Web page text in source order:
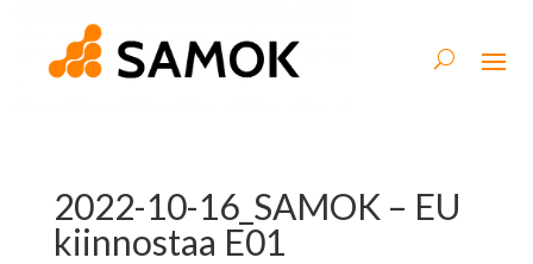
2022-10-16_SAMOK – EU
kiinnostaa E01